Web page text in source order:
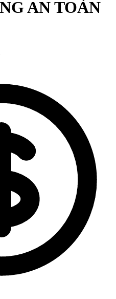
AN TOÀN